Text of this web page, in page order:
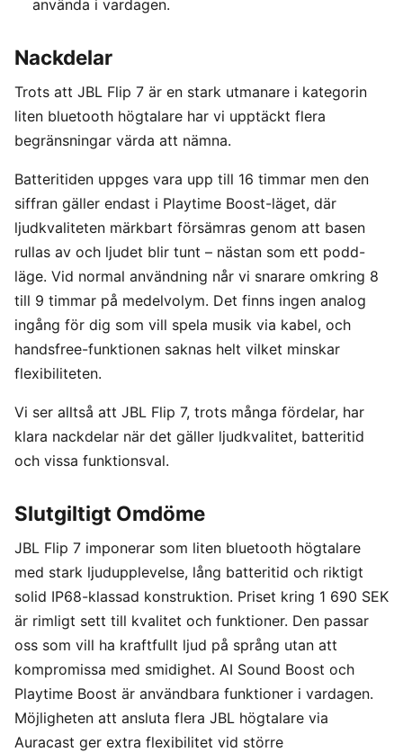
använda i vardagen.
Nackdelar
Trots att JBL Flip 7 är en stark utmanare i kategorin
liten bluetooth högtalare har vi upptäckt flera
begränsningar värda att nämna.
Batteritiden uppges vara upp till 16 timmar men den
siffran gäller endast i Playtime Boost-läget, där
ljudkvaliteten märkbart försämras genom att basen
rullas av och ljudet blir tunt – nästan som ett podd-
läge. Vid normal användning når vi snarare omkring 8
till 9 timmar på medelvolym. Det finns ingen analog
ingång för dig som vill spela musik via kabel, och
handsfree-funktionen saknas helt vilket minskar
flexibiliteten.
Vi ser alltså att JBL Flip 7, trots många fördelar, har
klara nackdelar när det gäller ljudkvalitet, batteritid
och vissa funktionsval.
Slutgiltigt Omdöme
JBL Flip 7 imponerar som liten bluetooth högtalare
med stark ljudupplevelse, lång batteritid och riktigt
solid IP68-klassad konstruktion. Priset kring 1 690 SEK
är rimligt sett till kvalitet och funktioner. Den passar
oss som vill ha kraftfullt ljud på språng utan att
kompromissa med smidighet. AI Sound Boost och
Playtime Boost är användbara funktioner i vardagen.
Möjligheten att ansluta flera JBL högtalare via
Auracast ger extra flexibilitet vid större